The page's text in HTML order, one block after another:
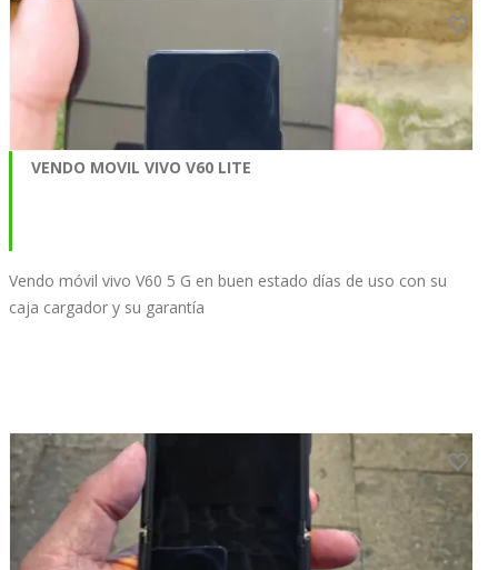
VENDO MOVIL VIVO V60 LITE
Vendo móvil vivo V60 5 G en buen estado días de uso con su
caja cargador y su garantía